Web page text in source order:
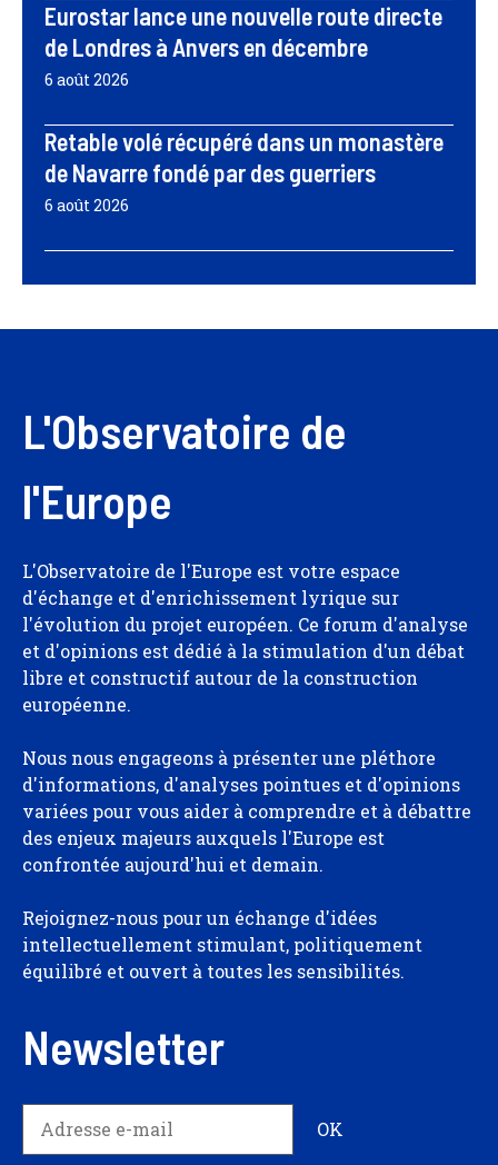
Eurostar lance une nouvelle route directe
de Londres à Anvers en décembre
6 août 2026
Retable volé récupéré dans un monastère
de Navarre fondé par des guerriers
6 août 2026
L'Observatoire de
l'Europe
L'Observatoire de l'Europe est votre espace
d'échange et d'enrichissement lyrique sur
l'évolution du projet européen. Ce forum d'analyse
et d'opinions est dédié à la stimulation d'un débat
libre et constructif autour de la construction
européenne.
Nous nous engageons à présenter une pléthore
d'informations, d'analyses pointues et d'opinions
variées pour vous aider à comprendre et à débattre
des enjeux majeurs auxquels l'Europe est
confrontée aujourd'hui et demain.
Rejoignez-nous pour un échange d'idées
intellectuellement stimulant, politiquement
équilibré et ouvert à toutes les sensibilités.
Newsletter